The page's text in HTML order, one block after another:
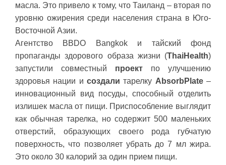
масла. Это привело к тому, что Таиланд – вторая по
уровню ожирения среди населения страна в Юго-
Восточной Азии.
Агентство BBDO Bangkok и тайский фонд
пропаганды здорового образа жизни (ThaiHealth)
запустили совместный проект по улучшению
здоровья нации и создали тарелку AbsorbPlate–
инновационный вид посуды, способный отделить
излишек масла от пищи. Приспособление выглядит
как обычная тарелка, но содержит 500 маленьких
отверстий, образующих своего рода губчатую
поверхность, что позволяет убрать до 7 мл жира.
Это около 30 калорий за один прием пищи.